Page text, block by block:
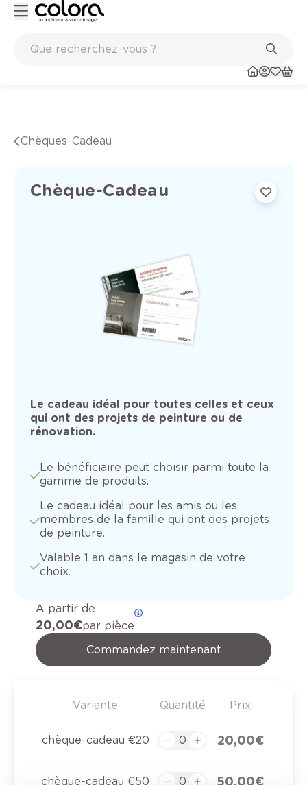
Chèques-Cadeau
Chèque-Cadeau
Le cadeau idéal pour toutes celles et ceux
qui ont des projets de peinture ou de
rénovation.
Le bénéficiaire peut choisir parmi toute la
gamme de produits.
Le cadeau idéal pour les amis ou les
membres de la famille qui ont des projets
de peinture.
Valable 1 an dans le magasin de votre
choix.
A partir de
20,00 €par pièce
Commandez maintenant
Variante Quantité Prix
chèque-cadeau €20 20,00 €
chèque-cadeau €50 50,00 €